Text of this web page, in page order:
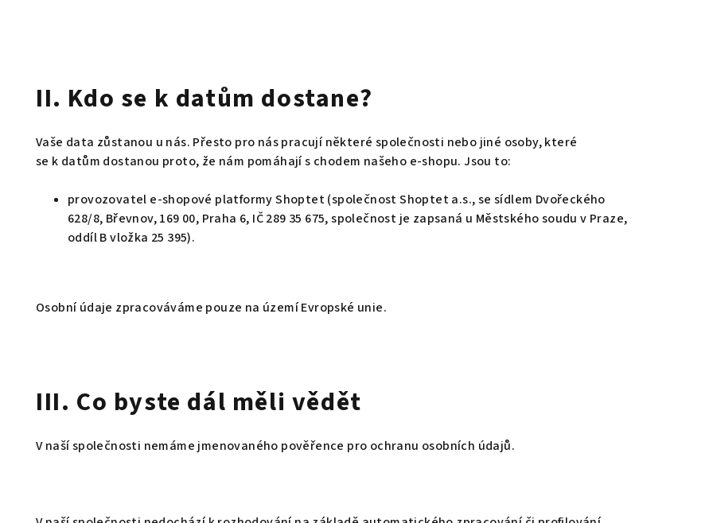
II. Kdo se k datům dostane?
Vaše data zůstanou u nás. Přesto pro nás pracují některé společnosti nebo jiné osoby, které
se k datům dostanou proto, že nám pomáhají s chodem našeho e-shopu. Jsou to:
provozovatel e-shopové platformy Shoptet (společnost Shoptet a.s., se sídlem Dvořeckého
628/8, Břevnov, 169 00, Praha 6, IČ 289 35 675, společnost je zapsaná u Městského soudu v Praze,
oddíl B vložka 25 395).
Osobní údaje zpracováváme pouze na území Evropské unie.
III. Co byste dál měli vědět
V naší společnosti nemáme jmenovaného pověřence pro ochranu osobních údajů.